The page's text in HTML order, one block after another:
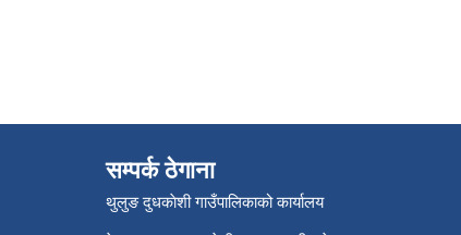
सम्पर्क ठेगाना
थुलुङ दुधकाेशी गाउँपालिकाको कार्यालय